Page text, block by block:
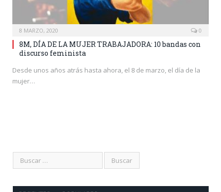
8 MARZO, 2020 0
8M, DÍA DE LA MUJER TRABAJADORA: 10 bandas con
discurso feminista
Desde unos años atrás hasta ahora, el 8 de marzo, el día de la
mujer…